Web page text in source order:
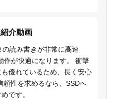
介動画
読み書きが非常に高速
作が快適になります。 衝撃
優れているため、長く安心
頼性を求めるなら、SSDへ
です。